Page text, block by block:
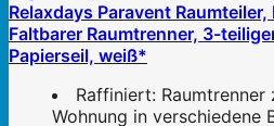
Relaxdays Paravent
Faltbarer Raumtrenner, 3-
Papierseil, weiß*
Raffiniert:
Wohnung in verschiedene